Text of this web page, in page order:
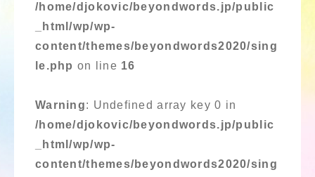
/home/djokovic/beyondwords.jp/public
_html/wp/wp-
content/themes/beyondwords2020/sing
le.php on line 16
Warning: Undefined array key 0 in
/home/djokovic/beyondwords.jp/public
_html/wp/wp-
content/themes/beyondwords2020/sing